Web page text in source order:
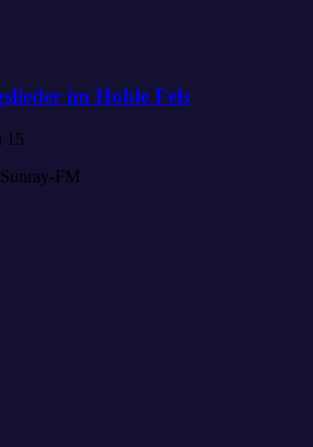
im Hohle Fels
15
FM